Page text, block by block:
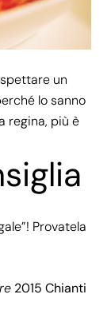
un
lo sanno
regina, più è
Provatela
2015 Chianti